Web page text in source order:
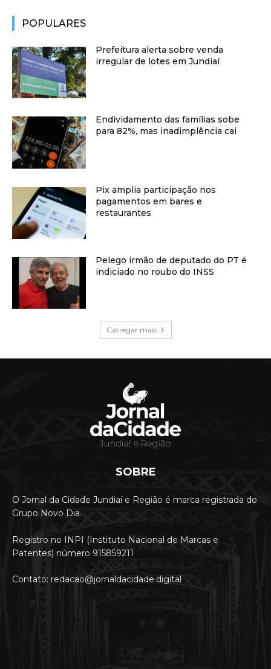
POPULARES
Prefeitura alerta sobre venda
irregular de lotes em Jundiaí
Endividamento das famílias sobe
para 82%, mas inadimplência cai
Pix amplia participação nos
pagamentos em bares e
restaurantes
Pelego irmão de deputado do PT é
indiciado no roubo do INSS
Carregar mais
SOBRE
O Jornal da Cidade Jundiaí e Região é marca registrada do
Grupo Novo Dia.
Registro no INPI (Instituto Nacional de Marcas e
Patentes) número 915859211
Contato: redacao@jornaldacidade.digital